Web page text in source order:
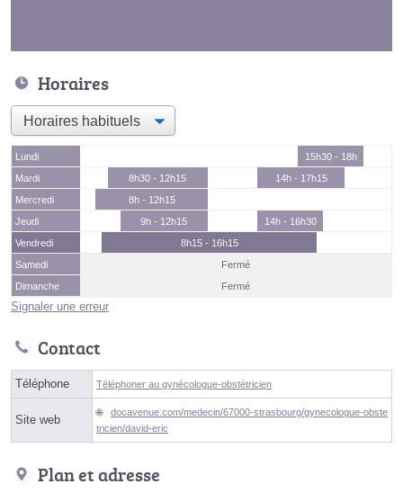
Horaires
Lundi
15h30 - 18h
Mardi
8h30 - 12h15
14h - 17h15
Mercredi
8h - 12h15
Jeudi
9h - 12h15
14h - 16h30
Vendredi
8h15 - 16h15
Samedi
Fermé
Dimanche
Fermé
Signaler une erreur
Contact
Téléphone Téléphoner au gynécologue-obstétricien
Site web
docavenue.com/medecin/67000-strasbourg/gynecologue-obste
tricien/david-eric
Plan et adresse